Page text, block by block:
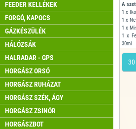
FEEDER KELLÉKEK
FORGÓ, KAPOCS
GÁZKÉSZÜLÉK
HÁLÓZSÁK
HALRADAR - GPS
HORGÁSZ ORSÓ
HORGÁSZ RUHÁZAT
HORGÁSZ SZÉK, ÁGY
HORGÁSZ ZSINÓR
HORGÁSZBOT
A
1 x
1 x
1 x
1 x
30ml